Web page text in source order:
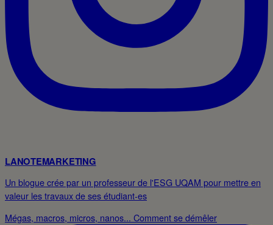
LANOTEMARKETING
Un blogue crée par un professeur de l'ESG UQAM pour mettre en
valeur les travaux de ses étudiant-es
Mégas, macros, micros, nanos... Comment se démêler